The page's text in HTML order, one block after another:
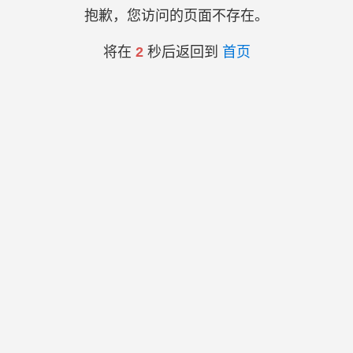
抱歉，您访问的页面不存在。
将在 2秒后返回到 首页